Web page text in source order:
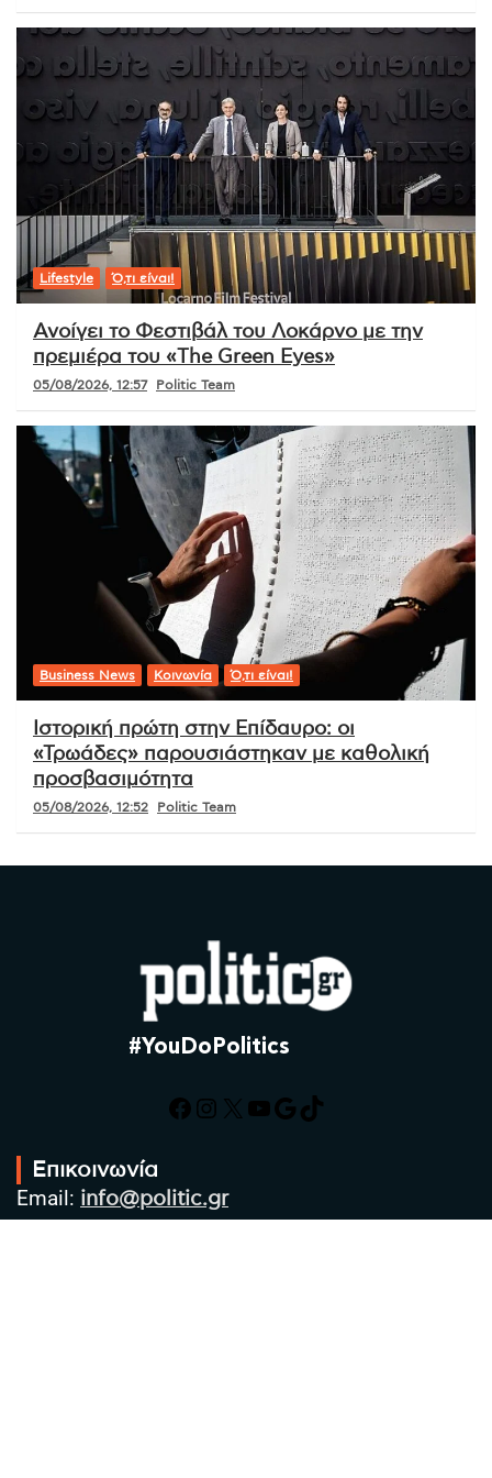
Lifestyle Ό,τι είναι!
Ανοίγει το Φεστιβάλ του Λοκάρνο με την
πρεμιέρα του «The Green Eyes»
05/08/2026, 12:57 Politic Team
Business News Κοινωνία Ό,τι είναι!
Ιστορική πρώτη στην Επίδαυρο: οι
«Τρωάδες» παρουσιάστηκαν με καθολική
προσβασιμότητα
05/08/2026, 12:52 Politic Team
#YouDoPolitics
Facebook
Instagram
X YouTube
Google
TikTok
Επικοινωνία
Email: info@politic.gr
Τηλ: